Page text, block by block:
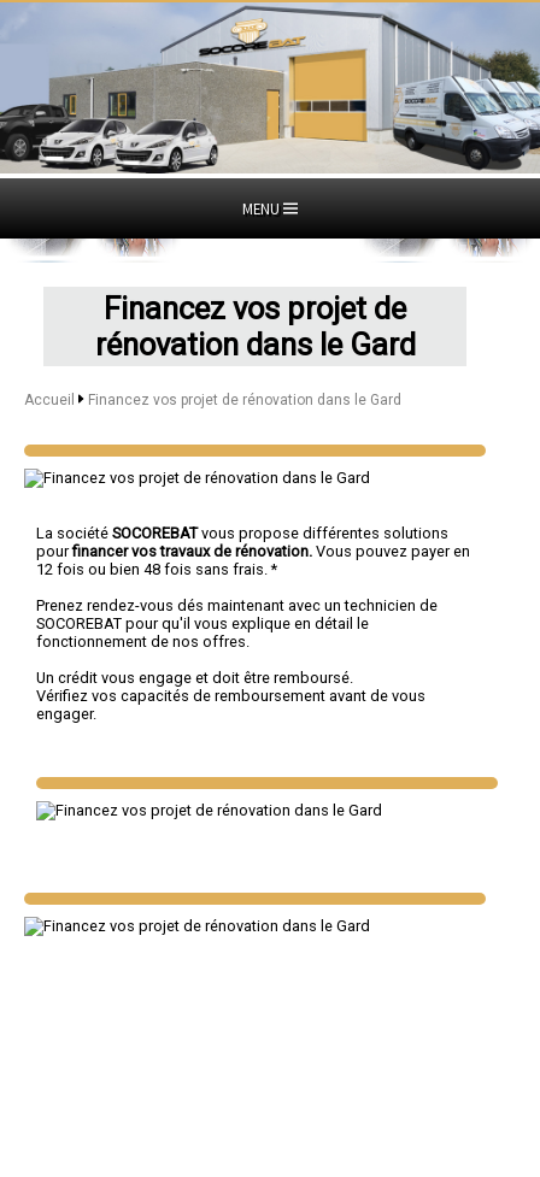
MENU
Financez vos projet de
rénovation dans le Gard
Accueil Financez vos projet de rénovation dans le Gard
La société SOCOREBATvous propose différentes solutions
pourfinancer vos travaux de rénovation. Vous pouvez payer en
12 fois ou bien 48 fois sans frais. *
Prenez rendez-vous dés maintenant avec un technicien de
SOCOREBAT pour qu'il vous explique en détail le
fonctionnement de nos offres.
Un crédit vous engage et doit être remboursé.
Vérifiez vos capacités de remboursement avant de vous
engager.